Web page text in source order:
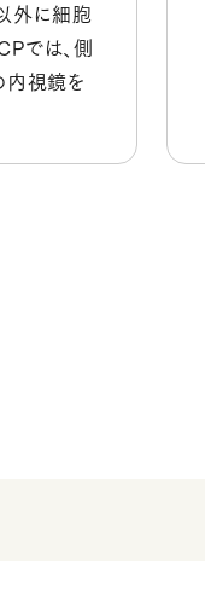
外に細胞
では、側
内視鏡を